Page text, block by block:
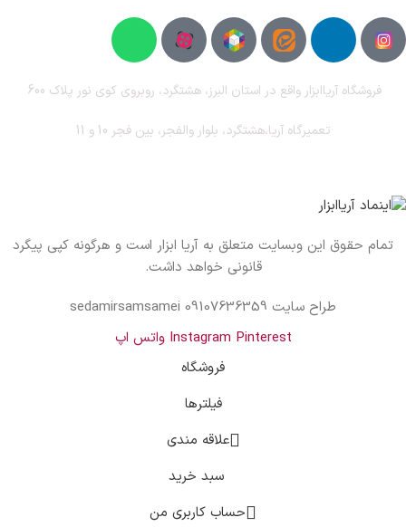
فروشگاه آریا‌ابزار واقع در استان البرز، هشتگرد، روبروی کوی نور پلاک 600
تعمیرگاه آریا،هشتگرد، بلوار والفجر، بین فجر 10 و 11
تمام حقوق این وبسایت متعلق به آریا ابزار است و هرگونه کپی پیگرد
قانونی خواهد داشت.
طراح سایت sedamirsamsamei 09107636359
Instagram Pinterest
واتس اپ
فروشگاه
فیلترها
علاقه مندی
سبد خرید
حساب کاربری من